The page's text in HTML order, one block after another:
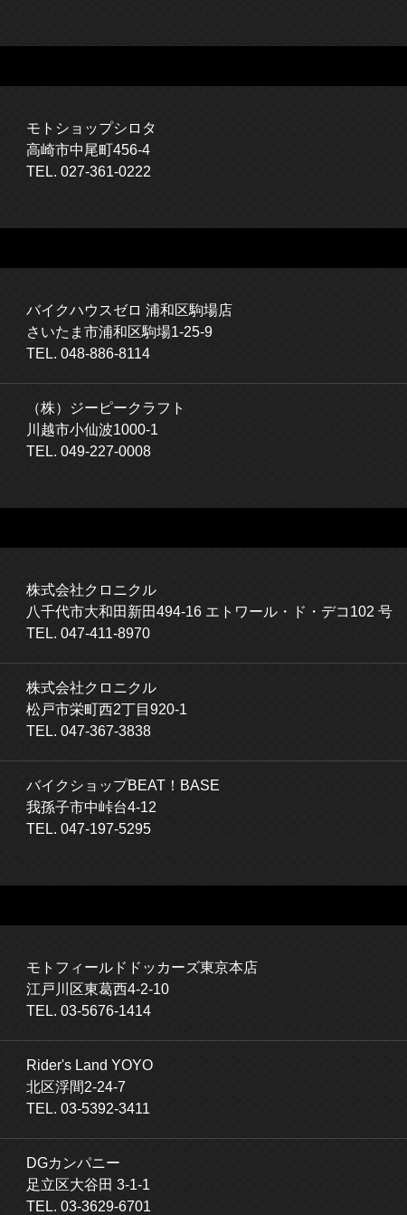
モトショップシロタ
高崎市中尾町456-4
TEL. 027-361-0222
バイクハウスゼロ 浦和区駒場店
さいたま市浦和区駒場1-25-9
TEL. 048-886-8114
（株）ジーピークラフト
川越市小仙波1000-1
TEL. 049-227-0008
株式会社クロニクル
八千代市大和田新田494-16 エトワール・ド・デコ102 号
TEL. 047-411-8970
株式会社クロニクル
松戸市栄町西2丁目920-1
TEL. 047-367-3838
バイクショップBEAT！BASE
我孫子市中峠台4-12
TEL. 047-197-5295
モトフィールドドッカーズ東京本店
江戸川区東葛西4-2-10
TEL. 03-5676-1414
Rider's Land YOYO
北区浮間2-24-7
TEL. 03-5392-3411
DGカンパニー
足立区大谷田 3-1-1
TEL. 03-3629-6701